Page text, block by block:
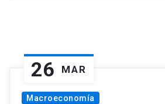
26 MAR
Macroeconomía